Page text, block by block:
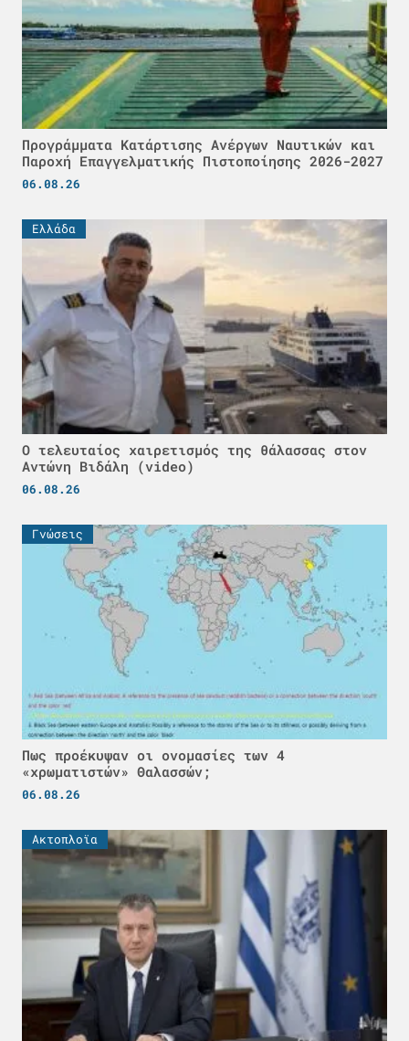
Προγράμματα Κατάρτισης Ανέργων Ναυτικών και
Παροχή Επαγγελματικής Πιστοποίησης 2026-2027
06.08.26
Ελλάδα
Ο τελευταίος χαιρετισμός της θάλασσας στον
Αντώνη Βιδάλη (video)
06.08.26
Γνώσεις
Πως προέκυψαν οι ονομασίες των 4
«χρωματιστών» Θαλασσών;
06.08.26
Ακτοπλοϊα